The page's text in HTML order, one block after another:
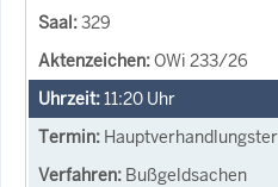
329
OWi 233/26
11:20 Uhr
Bußgeldsachen